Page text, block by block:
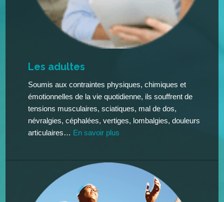
Les adultes
Soumis aux contraintes physiques, chimiques et
émotionnelles de la vie quotidienne, ils souffrent de
tensions musculaires, sciatiques, mal de dos,
névralgies, céphalées, vertiges, lombalgies, douleurs
articulaires… En savoir plus